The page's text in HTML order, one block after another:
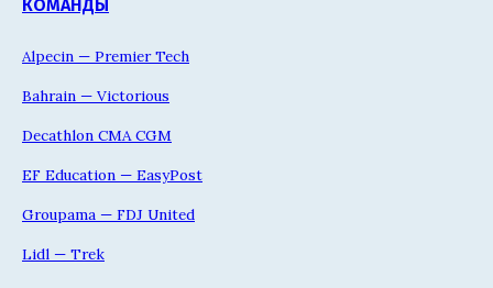
КОМАНДЫ
Alpecin — Premier Tech
Bahrain — Victorious
Decathlon CMA CGM
EF Education — EasyPost
Groupama — FDJ United
Lidl — Trek